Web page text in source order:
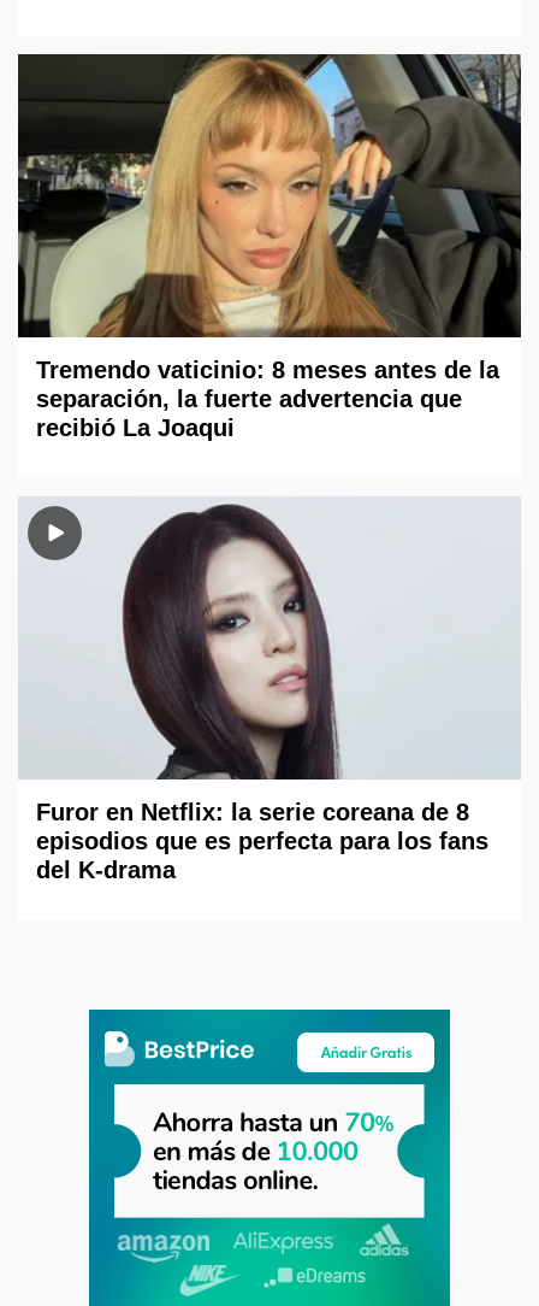
Tremendo vaticinio: 8 meses antes de la
separación, la fuerte advertencia que
recibió La Joaqui
Furor en Netflix: la serie coreana de 8
episodios que es perfecta para los fans
del K-drama